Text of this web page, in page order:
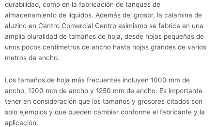
durabilidad, como en la fabricación de tanques de
almacenamiento de líquidos. Además del grosor, la calamina de
aluzinc en Centro Comercial Centro asimismo se fabrica en una
amplia pluralidad de tamaños de hoja, desde hojas pequeñas de
unos pocos centímetros de ancho hasta hojas grandes de varios
metros de ancho.
Los tamaños de hoja más frecuentes incluyen 1000 mm de
ancho, 1200 mm de ancho y 1250 mm de ancho. Es importante
tener en consideración que los tamaños y grosores citados son
solo ejemplos y que pueden cambiar conforme el fabricante y la
aplicación.